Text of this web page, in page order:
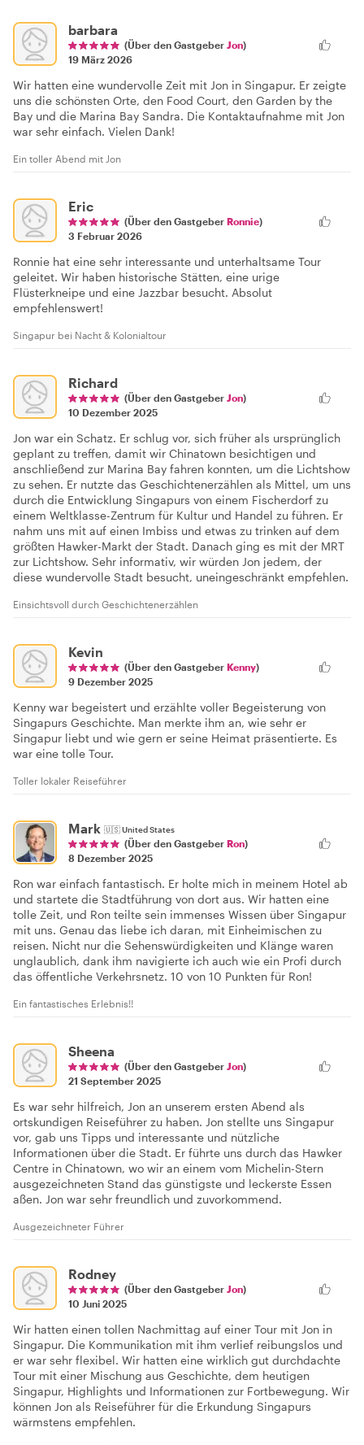
barbara
(Über den Gastgeber Jon)
19 März 2026
Wir hatten eine wundervolle Zeit mit Jon in Singapur. Er zeigte
uns die schönsten Orte, den Food Court, den Garden by the
Bay und die Marina Bay Sandra. Die Kontaktaufnahme mit Jon
war sehr einfach. Vielen Dank!
Ein toller Abend mit Jon
Eric
(Über den Gastgeber Ronnie)
3 Februar 2026
Ronnie hat eine sehr interessante und unterhaltsame Tour
geleitet. Wir haben historische Stätten, eine urige
Flüsterkneipe und eine Jazzbar besucht. Absolut
empfehlenswert!
Singapur bei Nacht & Kolonialtour
Richard
(Über den Gastgeber Jon)
10 Dezember 2025
Jon war ein Schatz. Er schlug vor, sich früher als ursprünglich
geplant zu treffen, damit wir Chinatown besichtigen und
anschließend zur Marina Bay fahren konnten, um die Lichtshow
zu sehen. Er nutzte das Geschichtenerzählen als Mittel, um uns
durch die Entwicklung Singapurs von einem Fischerdorf zu
einem Weltklasse-Zentrum für Kultur und Handel zu führen. Er
nahm uns mit auf einen Imbiss und etwas zu trinken auf dem
größten Hawker-Markt der Stadt. Danach ging es mit der MRT
zur Lichtshow. Sehr informativ, wir würden Jon jedem, der
diese wundervolle Stadt besucht, uneingeschränkt empfehlen.
Einsichtsvoll durch Geschichtenerzählen
Kevin
(Über den Gastgeber Kenny)
9 Dezember 2025
Kenny war begeistert und erzählte voller Begeisterung von
Singapurs Geschichte. Man merkte ihm an, wie sehr er
Singapur liebt und wie gern er seine Heimat präsentierte. Es
war eine tolle Tour.
Toller lokaler Reiseführer
Mark 🇺🇸United States
(Über den Gastgeber Ron)
8 Dezember 2025
Ron war einfach fantastisch. Er holte mich in meinem Hotel ab
und startete die Stadtführung von dort aus. Wir hatten eine
tolle Zeit, und Ron teilte sein immenses Wissen über Singapur
mit uns. Genau das liebe ich daran, mit Einheimischen zu
reisen. Nicht nur die Sehenswürdigkeiten und Klänge waren
unglaublich, dank ihm navigierte ich auch wie ein Profi durch
das öffentliche Verkehrsnetz. 10 von 10 Punkten für Ron!
Ein fantastisches Erlebnis!!
Sheena
(Über den Gastgeber Jon)
21 September 2025
Es war sehr hilfreich, Jon an unserem ersten Abend als
ortskundigen Reiseführer zu haben. Jon stellte uns Singapur
vor, gab uns Tipps und interessante und nützliche
Informationen über die Stadt. Er führte uns durch das Hawker
Centre in Chinatown, wo wir an einem vom Michelin-Stern
ausgezeichneten Stand das günstigste und leckerste Essen
aßen. Jon war sehr freundlich und zuvorkommend.
Ausgezeichneter Führer
Rodney
(Über den Gastgeber Jon)
10 Juni 2025
Wir hatten einen tollen Nachmittag auf einer Tour mit Jon in
Singapur. Die Kommunikation mit ihm verlief reibungslos und
er war sehr flexibel. Wir hatten eine wirklich gut durchdachte
Tour mit einer Mischung aus Geschichte, dem heutigen
Singapur, Highlights und Informationen zur Fortbewegung. Wir
können Jon als Reiseführer für die Erkundung Singapurs
wärmstens empfehlen.